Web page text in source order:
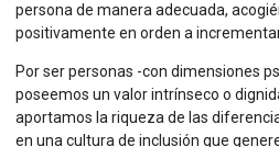
Alumnos
Chat
persona de manera adecuada,
positivamente en orden a
Por ser personas -con dimensiones
poseemos un valor intrínseco o
aportamos la riqueza de las
en una cultura de inclusión que